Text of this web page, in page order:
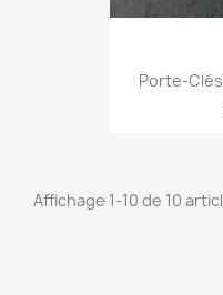
Porte-Clés
Affichage 1-10 de 10